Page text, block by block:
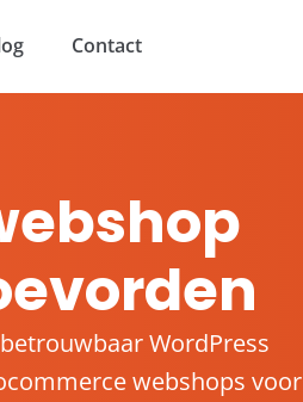
Contact
WordPress
webshops voor